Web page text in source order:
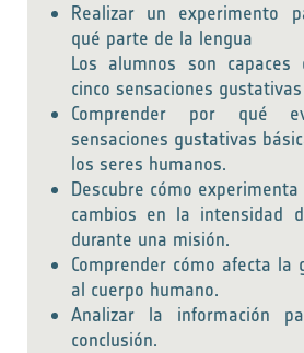
Realizar un experimento
qué parte de la lengua
Los alumnos son
cinco sensaciones
Comprender por qué
sensaciones gustativas
los seres humanos.
Descubre cómo
cambios en la intensidad
durante una misión.
Comprender cómo afecta la
al cuerpo humano.
Analizar la información
conclusión.